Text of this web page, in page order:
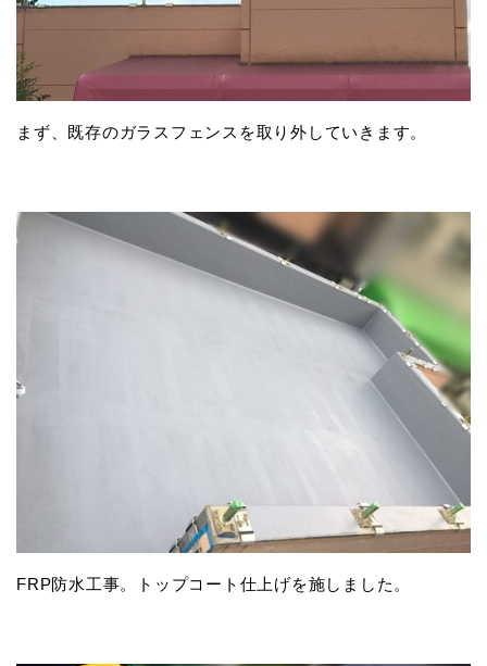
まず、既存のガラスフェンスを取り外していきます。
FRP防水工事。トップコート仕上げを施しました。